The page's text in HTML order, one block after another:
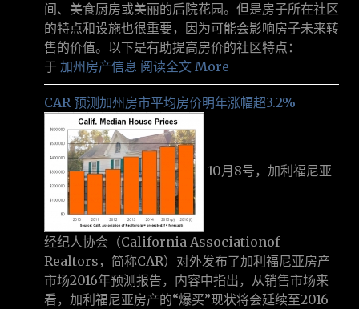
间、美食厨房或美丽的后院花园。但是房子所在社区
的特点和设施也很重要，因为可能会影响房子未来转
售的价值。以下是有助提高房价的社区特点：
于 加州房产信息 阅读全文 More
CAR 预测加州房市平均房价明年涨幅超3.2%
10月8号，加利福尼亚
经纪人协会（California Associationof
Realtors，简称CAR）对外发布了加利福尼亚房产
市场2016年预测报告，内容中指出，从销售市场来
看，加利福尼亚房产的“爆买”现状将会延续至2016